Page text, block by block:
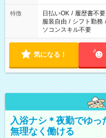
特徴 日払いOK / 履歴書不要
服装自由 / シフト勤務 /
ソコンスキル不要
気になる！
入浴ナシ＊夜勤でゆっ
無理なく働ける